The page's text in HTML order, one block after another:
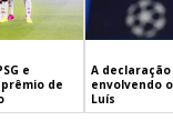
e
de
A declaração
envolvendo
Luís